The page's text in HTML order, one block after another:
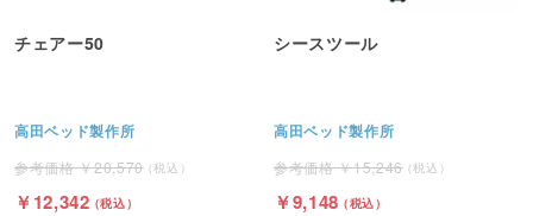
チェアー50
高田ベッド製作所
20,570
12,342
シースツール
高田ベッド製作所
15,246
9,148